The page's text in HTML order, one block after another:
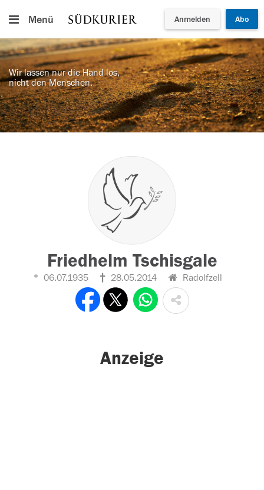
Menü Anmelden Abo
Wir lassen nur die Hand los,
nicht den Menschen.
Friedhelm Tschisgale
06.07.1935 28.05.2014 Radolfzell
Anzeige